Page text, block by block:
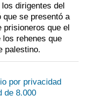
dirigentes del
se presentó a
prisioneros que el
los rehenes que
palestino.